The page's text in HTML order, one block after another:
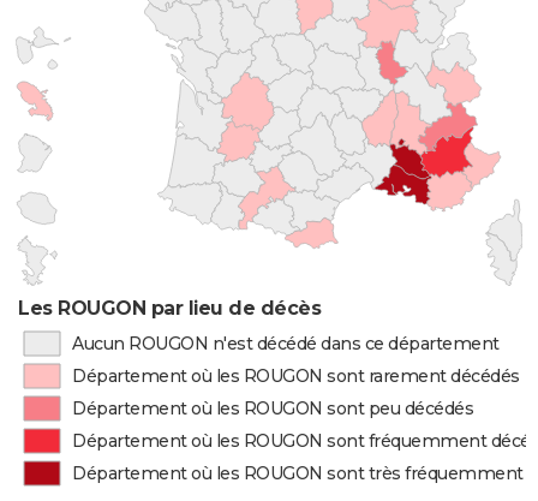
Les ROUGON par lieu de décès
Aucun ROUGON n'est décédé dans ce département
Département où les ROUGON sont rarement décédés
Département où les ROUGON sont peu décédés
Département où les ROUGON sont fréquemment
Département où les ROUGON sont très fréquemment